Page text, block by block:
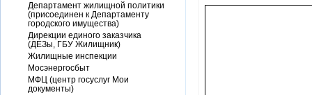
Департамент жилищной политики
(присоединен к Департаменту
городского имущества)
Дирекции единого заказчика
(ДЕЗы, ГБУ Жилищник)
Жилищные инспекции
Мосэнергосбыт
МФЦ (центр госуслуг Мои
документы)